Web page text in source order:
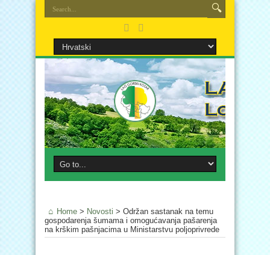
Home > Novosti > Održan sastanak na temu
gospodarenja šumama i omogućavanja pašarenja
na krškim pašnjacima u Ministarstvu poljoprivrede